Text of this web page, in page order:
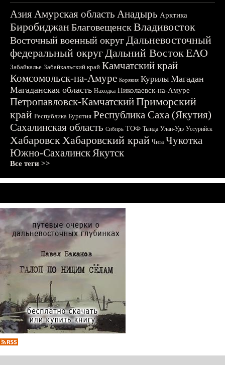
АзияАмурская область Анадырь Арктика
БиробиджанБлаговещенскВладивосток
Восточный военный округДальневосточный
федеральный округДальний ВостокЕАО
Забайкалье Забайкальский край Камчатский край
Комсомольск-на-Амуре Корякия Курилы Магадан
Магаданская область Находка Николаевск-на-Амуре
Петропавловск-КамчатскийПриморский
край Республика Бурятия Республика Саха (Якутия)
Сахалинская область Сибирь ТОФ Тында Улан-Удэ Уссурийск
ХабаровскХабаровский край Чита Чукотка
Южно-СахалинскЯкутск
Все теги >>